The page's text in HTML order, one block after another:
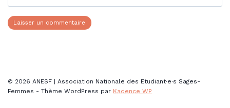
© 2026 ANESF | Association Nationale des Etudiant·e·s Sages-
Femmes - Thème WordPress par Kadence WP